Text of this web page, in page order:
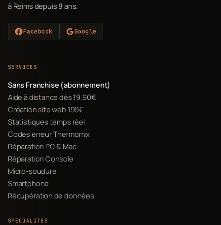
à Reims depuis 8 ans.
Facebook Google
SERVICES
Sans Franchise (abonnement)
Aide à distance dès 19,90€
Création site web 199€
Statistiques temps réel
Codes erreur Thermomix
Réparation PC & Mac
Réparation Console
Micro-soudure
Smartphone
Récupération de données
SPÉCIALITÉS